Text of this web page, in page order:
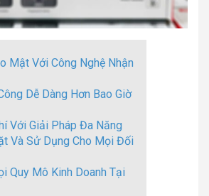
Mật Với Công Nghệ Nhận
Dễ Dàng Hơn Bao Giờ
Với Giải Pháp Đa Năng
Và Sử Dụng Cho Mọi Đối
Quy Mô Kinh Doanh Tại